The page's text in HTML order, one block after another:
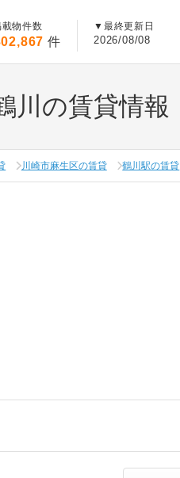
載物件数
件
▼ 最終更新日
2026/08/08
川の賃貸情報
川崎市麻生区の賃貸 鶴川駅の賃貸